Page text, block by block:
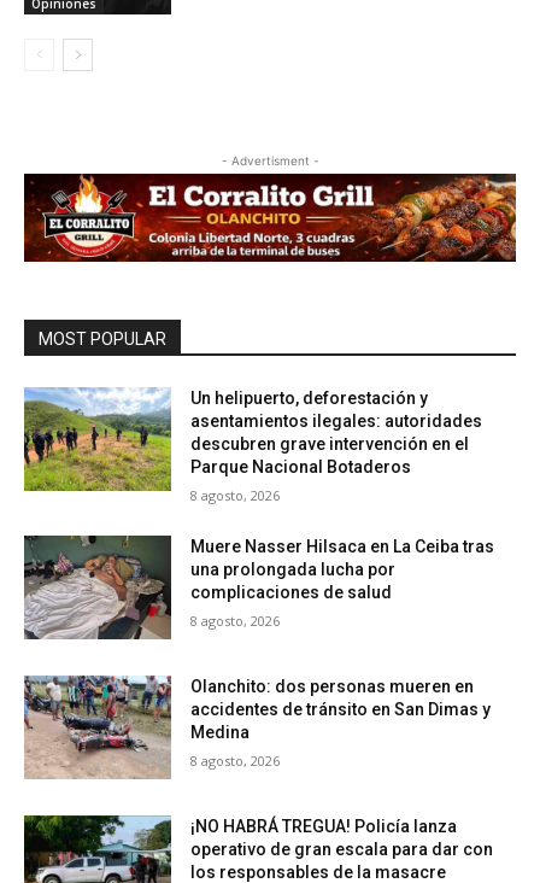
Opiniones
- Advertisment -
MOST POPULAR
Un helipuerto, deforestación y
asentamientos ilegales: autoridades
descubren grave intervención en el
Parque Nacional Botaderos
8 agosto, 2026
Muere Nasser Hilsaca en La Ceiba tras
una prolongada lucha por
complicaciones de salud
8 agosto, 2026
Olanchito: dos personas mueren en
accidentes de tránsito en San Dimas y
Medina
8 agosto, 2026
¡NO HABRÁ TREGUA! Policía lanza
operativo de gran escala para dar con
los responsables de la masacre